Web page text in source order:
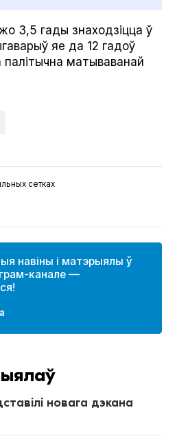
3,5 гады знаходзіцца ў
яе да 12 гадоў
палітычна матываванай
сетках
навіны і матэрыялы ў
канале —
новага дэкана